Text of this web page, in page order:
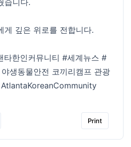
게 깊은 위로를 전합니다.
타한인커뮤니티 #세계뉴스 #
야생동물안전 코끼리캠프 관광
Print